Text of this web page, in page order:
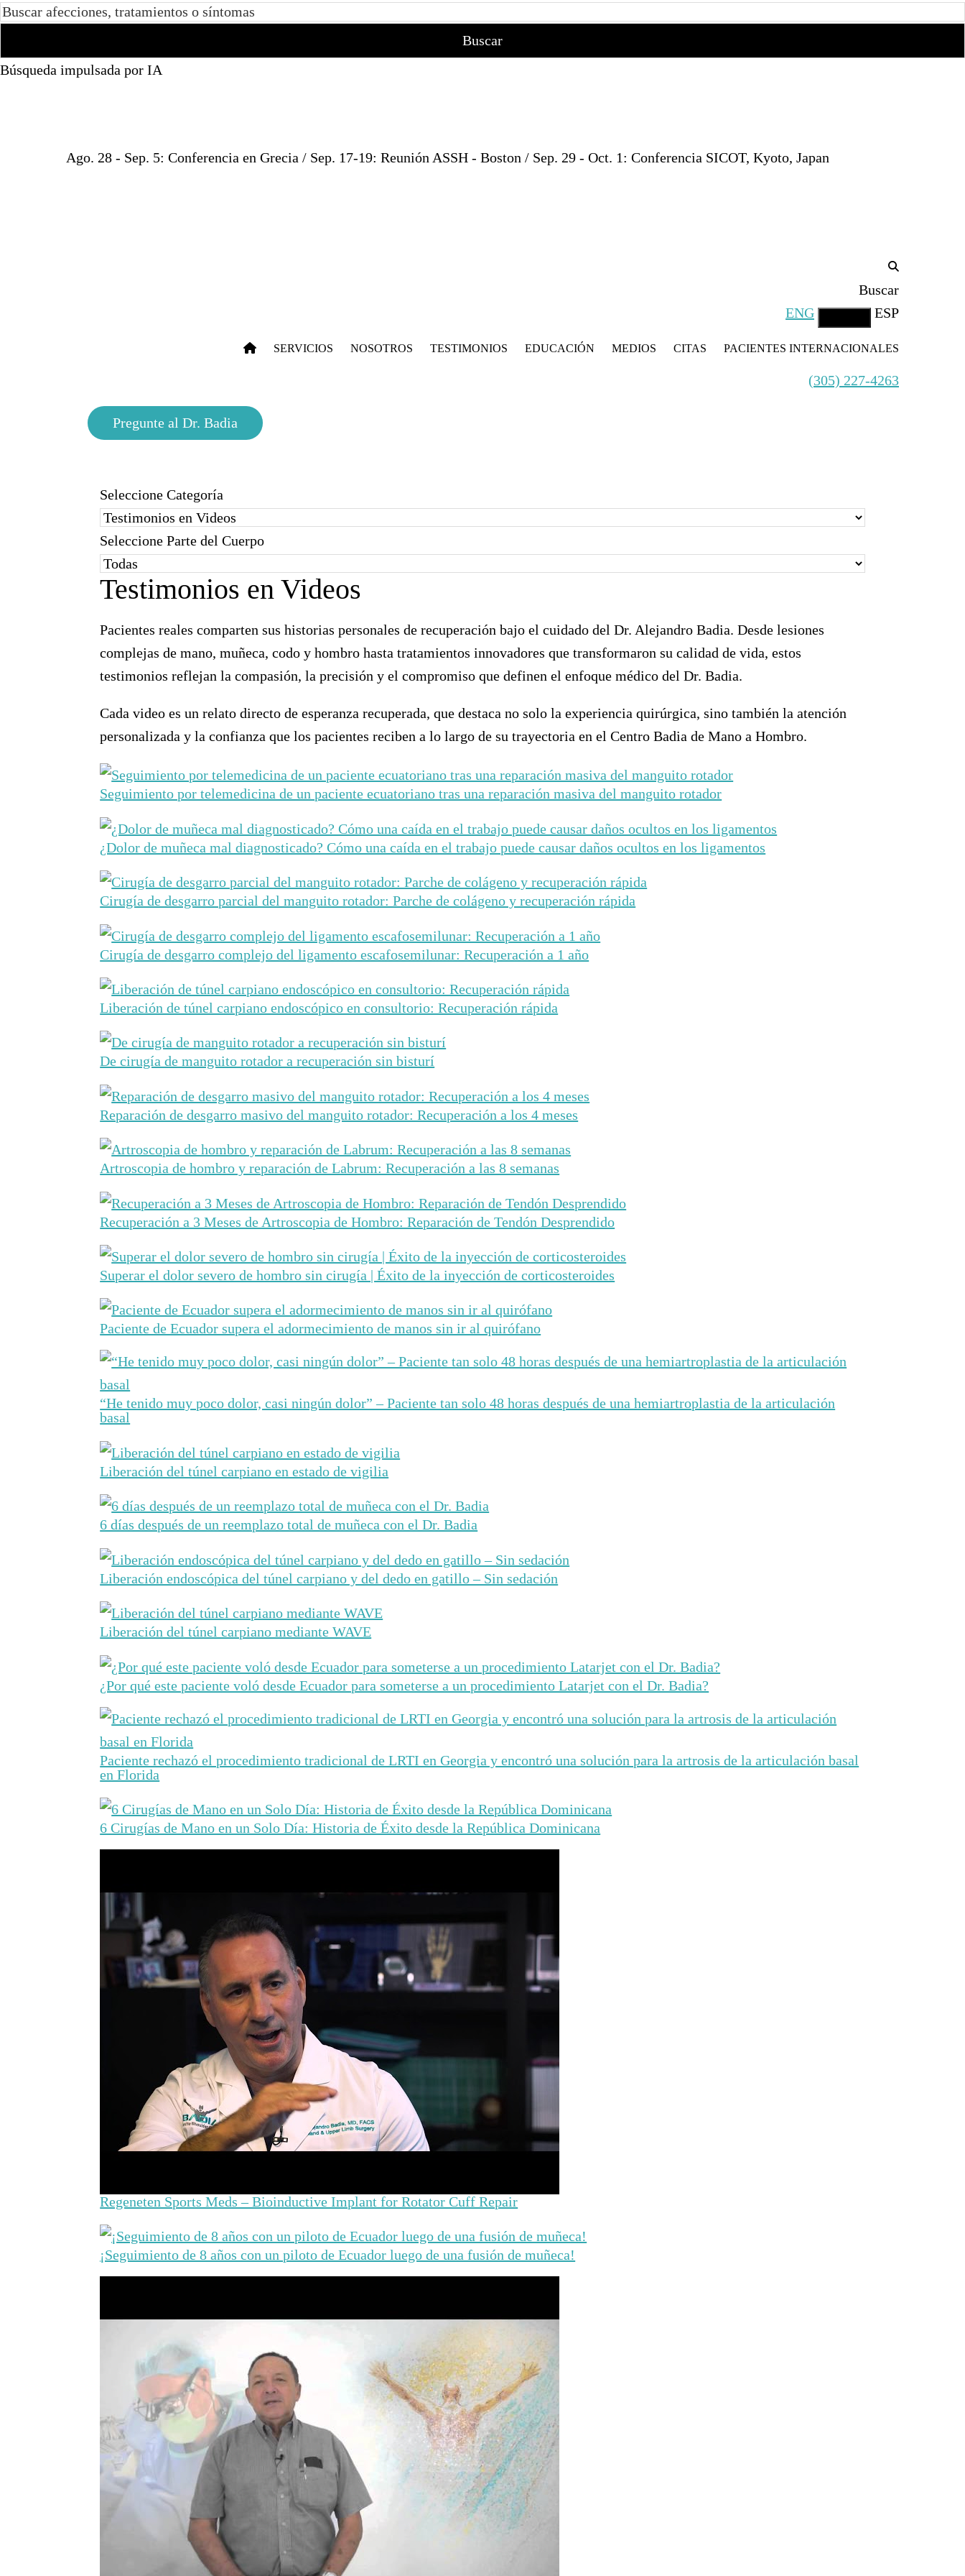
Búsqueda impulsada por IA
Ago. 28 - Sep. 5: Conferencia en Grecia / Sep. 17-19: Reunión ASSH - Boston / Sep. 29 - Oct. 1: Conferencia SICOT, Kyoto, Japan
Buscar
ENG
ESP
SERVICIOS NOSOTROS TESTIMONIOS EDUCACIÓN MEDIOS CITAS PACIENTES INTERNACIONALES
(305) 227-4263
Pregunte al Dr. Badia
Seleccione Categoría
Seleccione Parte del Cuerpo
Testimonios en Videos
Pacientes reales comparten sus historias personales de recuperación bajo el cuidado del Dr. Alejandro Badia. Desde lesiones
complejas de mano, muñeca, codo y hombro hasta tratamientos innovadores que transformaron su calidad de vida, estos
testimonios reflejan la compasión, la precisión y el compromiso que definen el enfoque médico del Dr. Badia.
Cada video es un relato directo de esperanza recuperada, que destaca no solo la experiencia quirúrgica, sino también la atención
personalizada y la confianza que los pacientes reciben a lo largo de su trayectoria en el Centro Badia de Mano a Hombro.
Seguimiento por telemedicina de un paciente ecuatoriano tras una reparación masiva del manguito rotador
¿Dolor de muñeca mal diagnosticado? Cómo una caída en el trabajo puede causar daños ocultos en los ligamentos
Cirugía de desgarro parcial del manguito rotador: Parche de colágeno y recuperación rápida
Cirugía de desgarro complejo del ligamento escafosemilunar: Recuperación a 1 año
Liberación de túnel carpiano endoscópico en consultorio: Recuperación rápida
De cirugía de manguito rotador a recuperación sin bisturí
Reparación de desgarro masivo del manguito rotador: Recuperación a los 4 meses
Artroscopia de hombro y reparación de Labrum: Recuperación a las 8 semanas
Recuperación a 3 Meses de Artroscopia de Hombro: Reparación de Tendón Desprendido
Superar el dolor severo de hombro sin cirugía | Éxito de la inyección de corticosteroides
Paciente de Ecuador supera el adormecimiento de manos sin ir al quirófano
“He tenido muy poco dolor, casi ningún dolor” – Paciente tan solo 48 horas después de una hemiartroplastia de la articulación
basal
Liberación del túnel carpiano en estado de vigilia
6 días después de un reemplazo total de muñeca con el Dr. Badia
Liberación endoscópica del túnel carpiano y del dedo en gatillo – Sin sedación
Liberación del túnel carpiano mediante WAVE
¿Por qué este paciente voló desde Ecuador para someterse a un procedimiento Latarjet con el Dr. Badia?
Paciente rechazó el procedimiento tradicional de LRTI en Georgia y encontró una solución para la artrosis de la articulación basal
en Florida
6 Cirugías de Mano en un Solo Día: Historia de Éxito desde la República Dominicana
Regeneten Sports Meds – Bioinductive Implant for Rotator Cuff Repair
¡Seguimiento de 8 años con un piloto de Ecuador luego de una fusión de muñeca!